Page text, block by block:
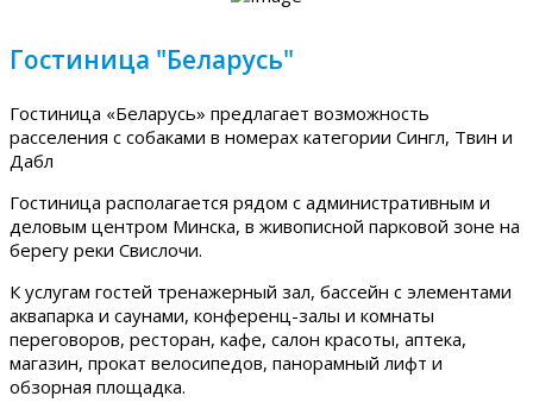
Гостиница "Беларусь"
Гостиница «Беларусь» предлагает возможность
расселения с собаками в номерах категории Сингл, Твин и
Дабл
Гостиница располагается рядом с административным и
деловым центром Минска, в живописной парковой зоне на
берегу реки Свислочи.
К услугам гостей тренажерный зал, бассейн с элементами
аквапарка и саунами, конференц-залы и комнаты
переговоров, ресторан, кафе, салон красоты, аптека,
магазин, прокат велосипедов, панорамный лифт и
обзорная площадка.